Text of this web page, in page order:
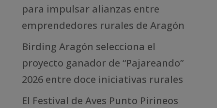
para impulsar alianzas entre
emprendedores rurales de Aragón
Birding Aragón selecciona el
proyecto ganador de “Pajareando”
2026 entre doce iniciativas rurales
El Festival de Aves Punto Pirineos